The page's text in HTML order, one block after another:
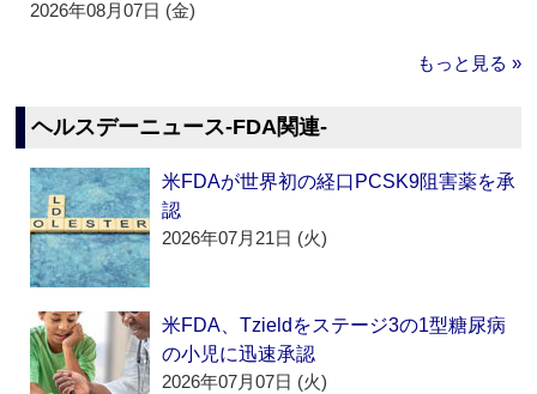
2026年08月07日 (金)
もっと見る »
ヘルスデーニュース‐FDA関連‐
米FDAが世界初の経口PCSK9阻害薬を承
認
2026年07月21日 (火)
米FDA、Tzieldをステージ3の1型糖尿病
の小児に迅速承認
2026年07月07日 (火)